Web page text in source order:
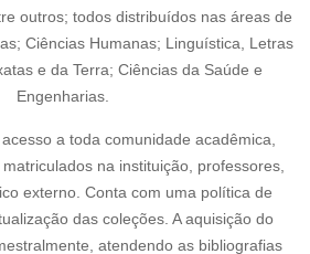
outros; todos distribuídos nas áreas de
Ciências Humanas; Linguística, Letras
e da Terra; Ciências da Saúde e
Engenharias.
a toda comunidade acadêmica,
na instituição, professores,
externo. Conta com uma política de
das coleções. A aquisição do
atendendo as bibliografias